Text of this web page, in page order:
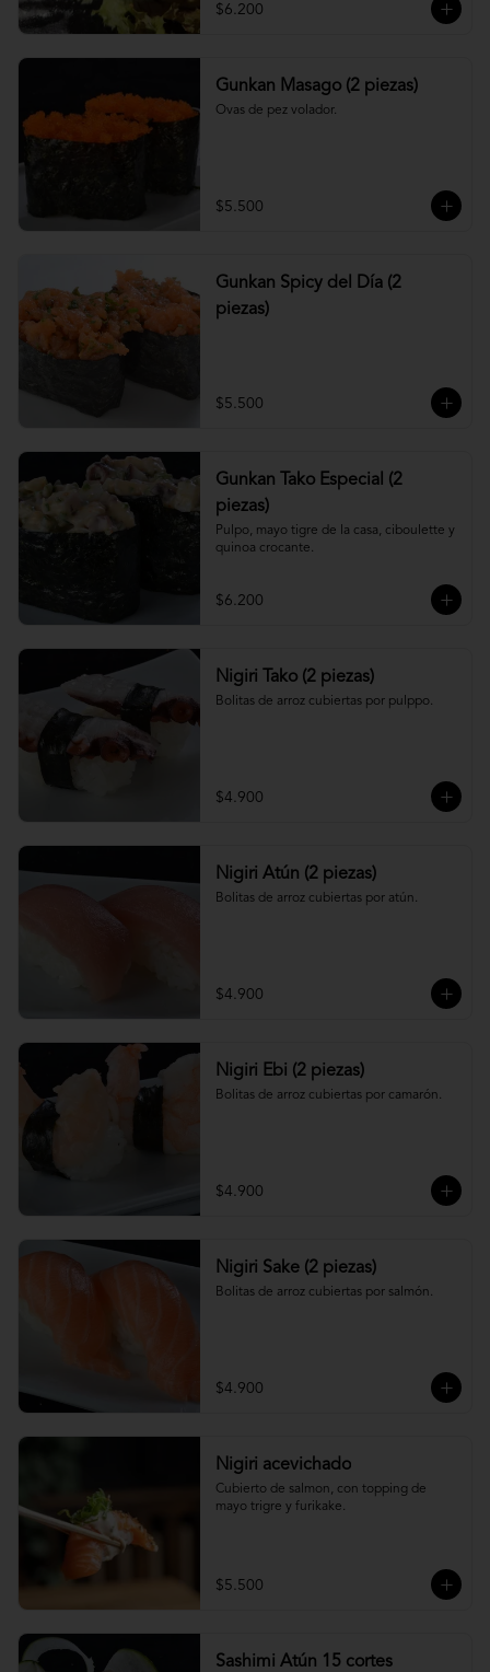
$6.200
Gunkan Masago (2 piezas)
Ovas de pez volador.
$5.500
Gunkan Spicy del Día (2
piezas)
$5.500
Gunkan Tako Especial (2
piezas)
Pulpo, mayo tigre de la casa, ciboulette y
quinoa crocante.
$6.200
Nigiri Tako (2 piezas)
Bolitas de arroz cubiertas por pulppo.
$4.900
Nigiri Atún (2 piezas)
Bolitas de arroz cubiertas por atún.
$4.900
Nigiri Ebi (2 piezas)
Bolitas de arroz cubiertas por camarón.
$4.900
Nigiri Sake (2 piezas)
Bolitas de arroz cubiertas por salmón.
$4.900
Nigiri acevichado
Cubierto de salmon, con topping de
mayo trigre y furikake.
$5.500
Sashimi Atún 15 cortes